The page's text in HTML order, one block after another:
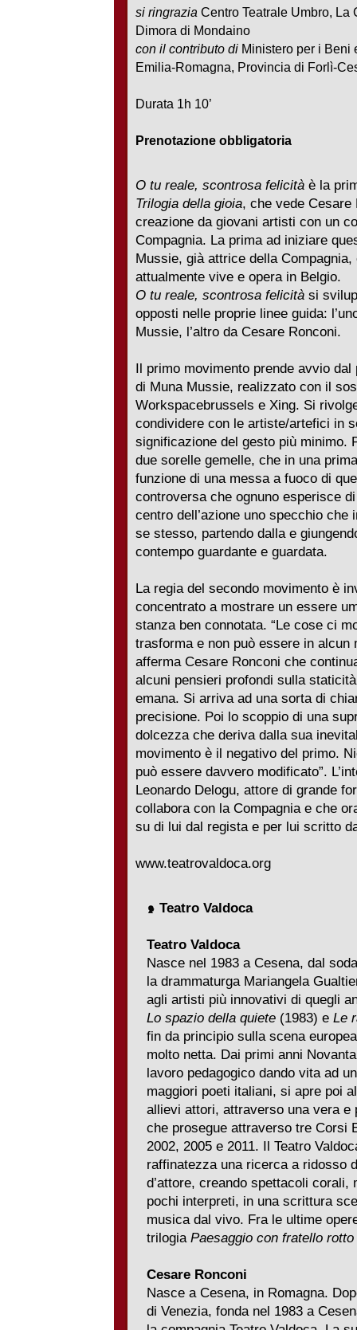
si ringrazia Centro Teatrale Umbro, La
Dimora di Mondaino
con il contributo di Ministero per i Beni
Emilia-Romagna, Provincia di Forlì-
Durata 1h 10’
Prenotazione obbligatoria
O tu reale, scontrosa felicità è la
Trilogia della gioia, che vede Cesare
creazione da giovani artisti con un
Compagnia. La prima ad iniziare
Mussie, già attrice della
attualmente vive e opera in Belgio.
O tu reale, scontrosa felicità si
opposti nelle proprie linee guida:
Mussie, l’altro da Cesare Ronconi.
Il primo movimento prende avvio
di Muna Mussie, realizzato con il
Workspacebrussels e Xing. Si
condividere con le artiste/artefici in
significazione del gesto più minimo.
due sorelle gemelle, che in una
funzione di una messa a fuoco di
controversa che ognuno esperisce
centro dell’azione uno specchio
se stesso, partendo dalla e
contempo guardante e guardata.
La regia del secondo movimento è
concentrato a mostrare un essere
stanza ben connotata. “Le cose ci
trasforma e non può essere in alcun
afferma Cesare Ronconi che
alcuni pensieri profondi sulla
emana. Si arriva ad una sorta di
precisione. Poi lo scoppio di una
dolcezza che deriva dalla sua
movimento è il negativo del primo.
può essere davvero modificato”.
Leonardo Delogu, attore di grande
collabora con la Compagnia e che
su di lui dal regista e per lui scritto
www.teatrovaldoca.org
Teatro Valdoca
Teatro Valdoca
Nasce nel 1983 a Cesena, dal
la drammaturga Mariangela
agli artisti più innovativi di quegli
Lo spazio della quiete (1983) e Le
fin da principio sulla scena
molto netta. Dai primi anni
lavoro pedagogico dando vita ad
maggiori poeti italiani, si apre poi
allievi attori, attraverso una vera e
che prosegue attraverso tre Corsi
2002, 2005 e 2011. Il Teatro
raffinatezza una ricerca a ridosso
d’attore, creando spettacoli
pochi interpreti, in una scrittura
musica dal vivo. Fra le ultime
trilogia Paesaggio con fratello rotto
Cesare Ronconi
Nasce a Cesena, in Romagna.
di Venezia, fonda nel 1983 a